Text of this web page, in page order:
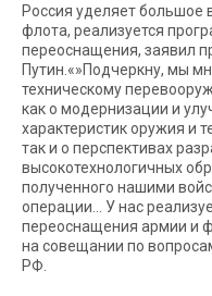
Россия уделяет
флота, реализуется
переоснащения, заявил
Путин.«»Подчеркну, мы
техническому
как о модернизации и
характеристик оружия и
так и о перспективах
высокотехнологичных
полученного нашими
операции… У нас
переоснащения армии и
на совещании по
РФ.